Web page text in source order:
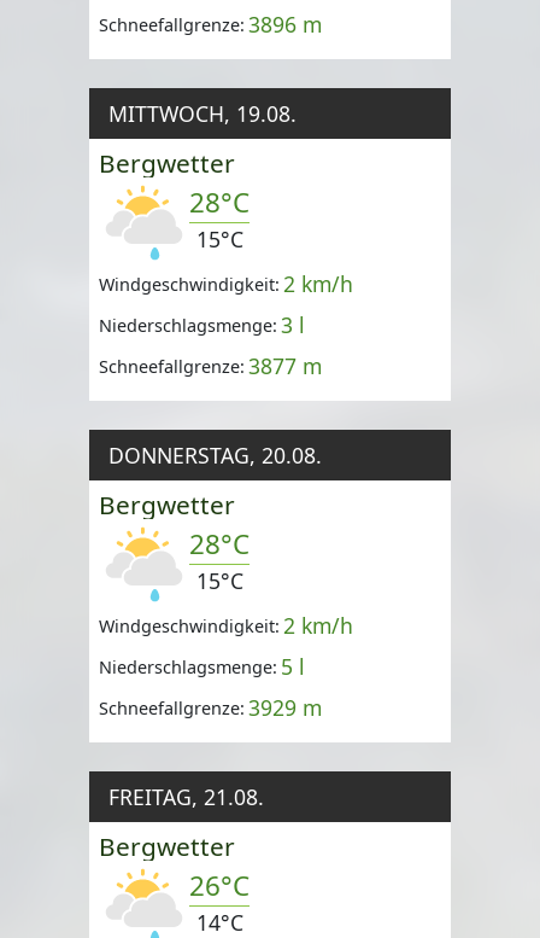
Schneefallgrenze: 3896 m
MITTWOCH, 19.08.
Bergwetter
28°C
15°C
Windgeschwindigkeit: 2 km/h
Niederschlagsmenge: 3 l
Schneefallgrenze: 3877 m
DONNERSTAG, 20.08.
Bergwetter
28°C
15°C
Windgeschwindigkeit: 2 km/h
Niederschlagsmenge: 5 l
Schneefallgrenze: 3929 m
FREITAG, 21.08.
Bergwetter
26°C
14°C